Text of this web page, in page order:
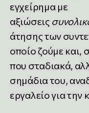
εγχείρημα με
αξιώσεις
άτησης των
οποίο ζούμε και,
που σταδιακά,
σημάδια του,
εργαλείο για